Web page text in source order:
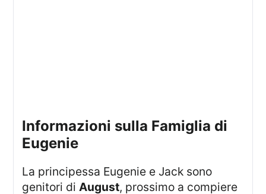
Informazioni sulla Famiglia di
Eugenie
La principessa Eugenie e Jack sono
genitori diAugust, prossimo a compiere